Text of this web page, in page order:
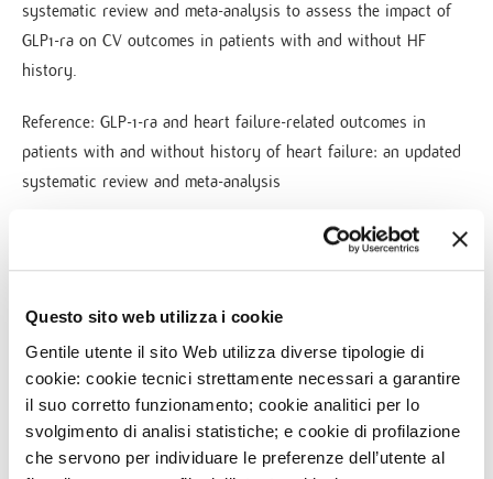
Questo sito web utilizza i cookie
Gentile utente il sito Web utilizza diverse tipologie di
cookie: cookie tecnici strettamente necessari a garantire
il suo corretto funzionamento; cookie analitici per lo
svolgimento di analisi statistiche; e cookie di profilazione
che servono per individuare le preferenze dell’utente al
systematic review and meta-analysis to assess the impact of
GLP1-ra on CV outcomes in patients with and without HF
history.
Reference: GLP-1-ra and heart failure-related outcomes in
patients with and without history of heart failure: an updated
systematic review and meta-analysis
16FEB
DISCOVER MONZINO' TRAINING SEASON 2020 IN